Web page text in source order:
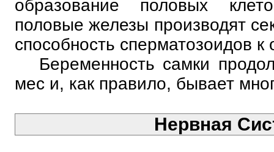
образование половых
половые железы производят
способность сперматозоидов
Беременность самки
мес и, как правило, бывает
Нервная